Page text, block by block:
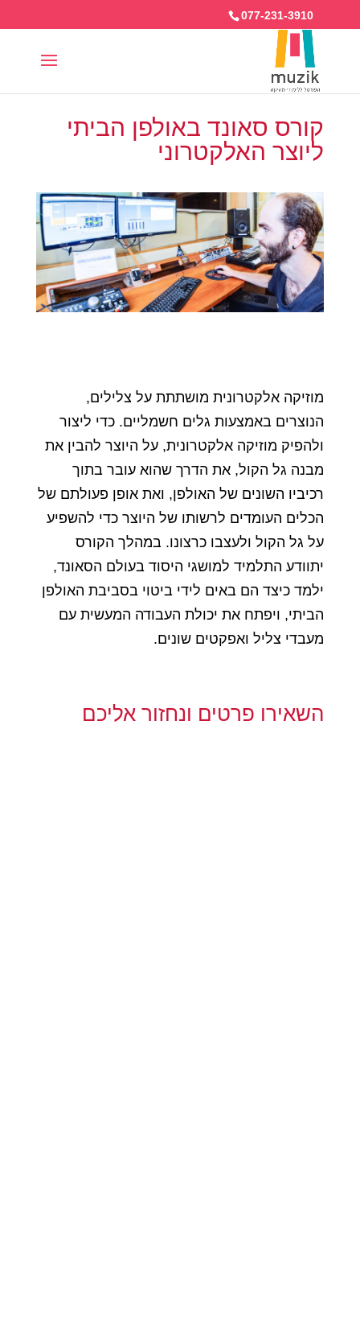
077-231-3910
קורס סאונד באולפן הביתי
ליוצר האלקטרוני
מוזיקה אלקטרונית מושתתת על צלילים,
הנוצרים באמצעות גלים חשמליים. כדי ליצור
ולהפיק מוזיקה אלקטרונית, על היוצר להבין את
מבנה גל הקול, את הדרך שהוא עובר בתוך
רכיביו השונים של האולפן, ואת אופן פעולתם של
הכלים העומדים לרשותו של היוצר כדי להשפיע
על גל הקול ולעצבו כרצונו. במהלך הקורס
יתוודע התלמיד למושגי היסוד בעולם הסאונד,
ילמד כיצד הם באים לידי ביטוי בסביבת האולפן
הביתי, ויפתח את יכולת העבודה המעשית עם
מעבדי צליל ואפקטים שונים.
השאירו פרטים ונחזור אליכם